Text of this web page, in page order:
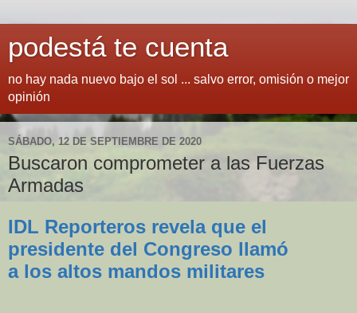
podestá te cuenta
no hay nada nuevo bajo el sol ... salvo error, omisión o mejor
opinión
SÁBADO, 12 DE SEPTIEMBRE DE 2020
Buscaron comprometer a las Fuerzas
Armadas
IDL Reporteros revela que el
presidente del Congreso llamó
a los altos mandos militares